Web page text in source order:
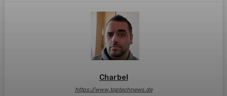
Charbel
https://www.toptechnews.de